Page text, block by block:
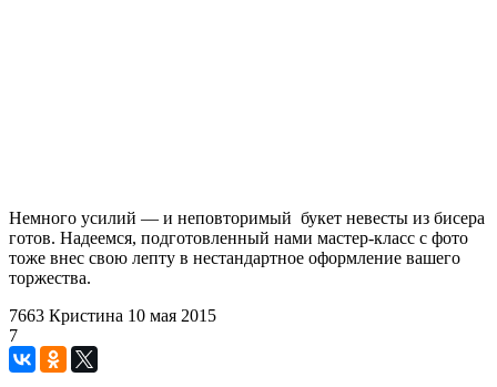
Немного усилий — и неповторимый букет невесты из бисера
готов. Надеемся, подготовленный нами мастер-класс с фото
тоже внес свою лепту в нестандартное оформление вашего
торжества.
7663 Кристина 10 мая 2015
7